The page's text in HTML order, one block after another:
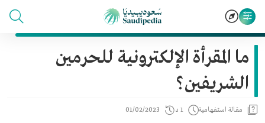
ما المقرأة الإلكترونية للحرمين
الشريفين؟
مقالة استفهامية 1 د 01/02/2023